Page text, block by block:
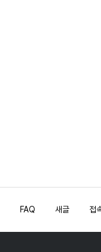
FAQ 새글 접